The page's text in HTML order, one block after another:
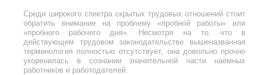
Среди широкого спектра скрытых трудовых отношений стоит
обратить внимание на проблему «пробной работы» или
«пробного рабочего дня». Несмотря на то, что в
действующем трудовом законодательстве вышеназванная
терминология полностью отсутствует, она довольно прочно
укоренилась в сознании значительной части наёмных
работников и работодателей.